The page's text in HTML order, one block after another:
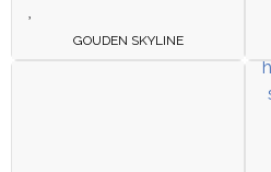
GOUDEN SKYLINE